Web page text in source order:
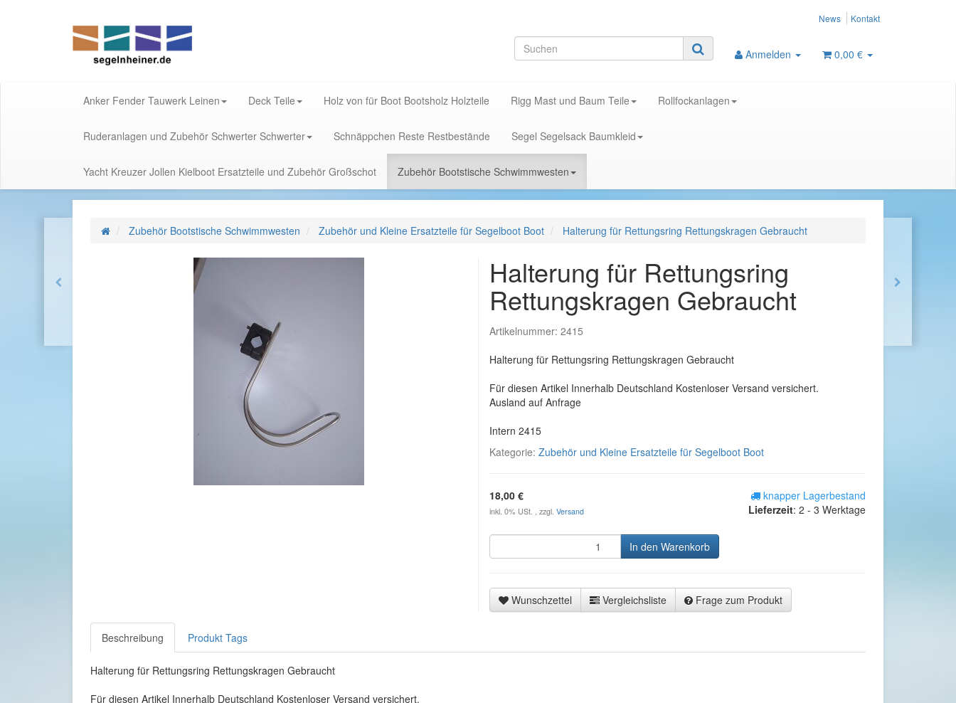
News Kontakt
Anmelden 0,00 €
Anker Fender Tauwerk Leinen Deck Teile Holz von für Boot Bootsholz Holzteile Rigg Mast und Baum Teile Rollfockanlagen
Ruderanlagen und Zubehör Schwerter Schwerter Schnäppchen Reste Restbestände Segel Segelsack Baumkleid
Yacht Kreuzer Jollen Kielboot Ersatzteile und Zubehör Großschot Zubehör Bootstische Schwimmwesten
Zubehör Bootstische Schwimmwesten Zubehör und Kleine Ersatzteile für Segelboot Boot Halterung für Rettungsring Rettungskragen Gebraucht
Halterung für Rettungsring
Rettungskragen Gebraucht
Artikelnummer: 2415
Halterung für Rettungsring Rettungskragen Gebraucht
Für diesen Artikel Innerhalb Deutschland Kostenloser Versand versichert.
Ausland auf Anfrage
Intern 2415
Kategorie: Zubehör und Kleine Ersatzteile für Segelboot Boot
18,00 €
inkl. 0% USt. , zzgl. Versand
knapper Lagerbestand
Lieferzeit: 2 - 3 Werktage
In den Warenkorb
Wunschzettel Vergleichsliste Frage zum Produkt
Beschreibung Produkt Tags
Halterung für Rettungsring Rettungskragen Gebraucht
Für diesen Artikel Innerhalb Deutschland Kostenloser Versand versichert.